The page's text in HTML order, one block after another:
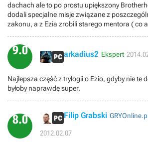
dachach ale to po prostu upiększony
dodali specjalne misje związane z
zakonu, a z Ezia zrobili starego mentora ( co akurat
dołuje), ale to bardziej interaktywny filmik .
pusta a podróże Desmonda robi się tylko po
Ze starych irytujących rzeczy zostało długo
brak możliwości szybkiego przewijania cut-
Podsumowując średniak, który fabularnie nic nie wnosi do
uniwersum. W moim osobistym rankingu
Assasynach ( a gram po kolei )
9.0 arkadius2 Ekspert
Najlepsza część z trylogii o Ezio, gdyby nie te
byłoby naprawdę super.
8.0 Filip Grabski
2012.02.07